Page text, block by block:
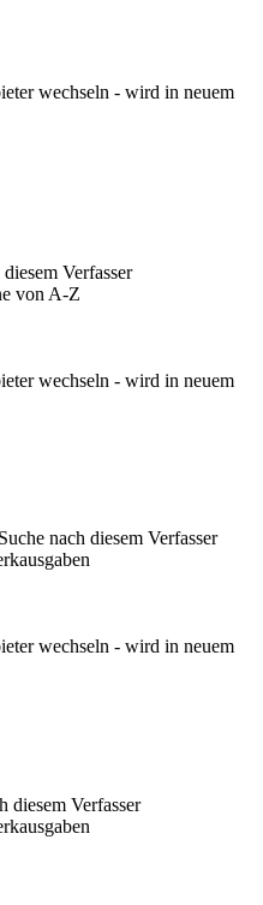
wechseln - wird in neuem
Verfasser
von A-Z
wechseln - wird in neuem
Suche nach diesem Verfasser
wechseln - wird in neuem
diesem Verfasser